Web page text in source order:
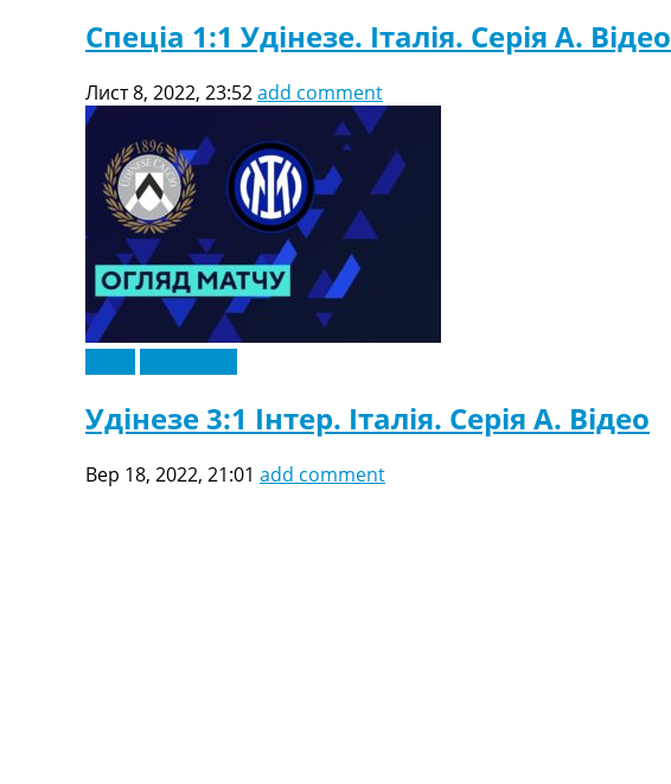
Спеціа 1:1 Удінезе. Італія. Серія A. Відео
Лист 8, 2022, 23:52add comment
Удінезе 3:1 Інтер. Італія. Серія A. Відео
Вер 18, 2022, 21:01 add comment